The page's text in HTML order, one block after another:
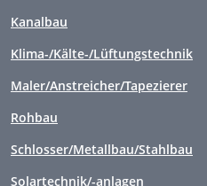
Kanalbau
Klima-/Kälte-/Lüftungstechnik
Maler/Anstreicher/Tapezierer
Rohbau
Schlosser/Metallbau/Stahlbau
Solartechnik/-anlagen